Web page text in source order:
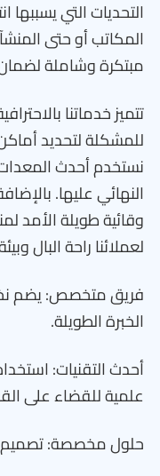
التحديات التي
المكاتب أو حتى
مبتكرة وشاملة
تتميز خدماتنا
للمشكلة لتحديد
نستخدم أحدث
النهائي عليها.
وقائية طويلة الأمد
لعملائنا راحة البال
فريق متخصص: يضم
الخبرة الطويلة.
أحدث التقنيات:
علمية للقضاء على
حلول مخصصة: